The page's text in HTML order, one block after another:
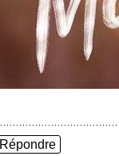
Répondre